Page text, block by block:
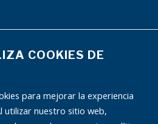
Legal
Política de Privacidad
Autorización uso de datos
publicidad
COOKIES DE
para mejorar la experiencia
utilizar nuestro sitio web,